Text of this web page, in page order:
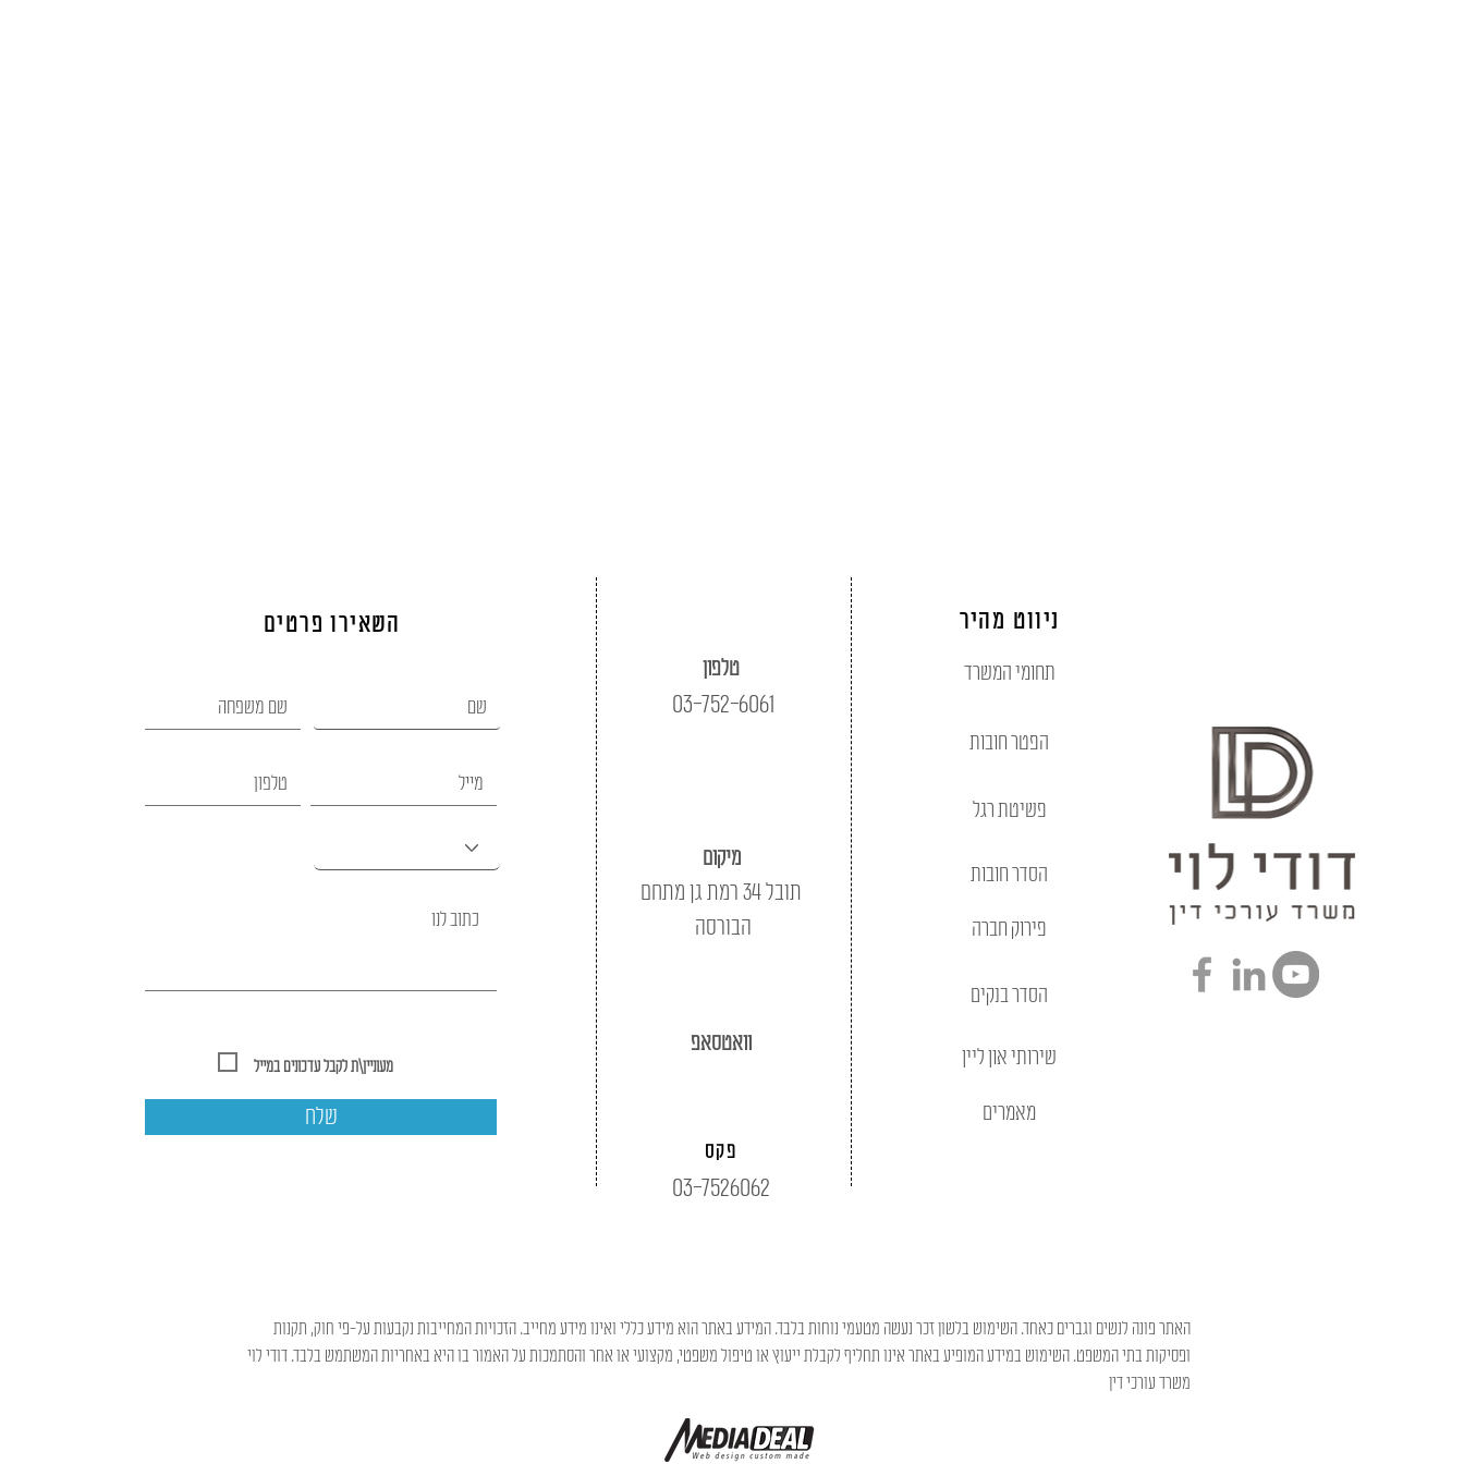
השאירו פרטים
שלח
טלפון
03-752-6061
מיקום
תובל 34 רמת גן מתחם
הבורסה
וואטסאפ
פקס
03-7526062
ניווט מהיר
תחומי המשרד
הפטר חובות
פשיטת רגל
הסדר חובות
פירוק חברה
הסדר בנקים
שירותי און ליין
מאמרים
האתר פונה לנשים וגברים כאחד. השימוש בלשון זכר נעשה מטעמי נוחות בלבד. המידע באתר הוא מידע כללי ואינו מידע מחייב. הזכויות המחייבות נקבעות על-פי חוק, תקנות
ופסיקות בתי המשפט. השימוש במידע המופיע באתר אינו תחליף לקבלת ייעוץ או טיפול משפטי, מקצועי או אחר והסתמכות על האמור בו היא באחריות המשתמש בלבד. דודי לוי
משרד עורכי דין